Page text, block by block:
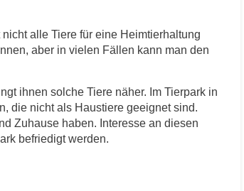
alle Tiere für eine Heimtierhaltung
aber in vielen Fällen kann man den
ihnen solche Tiere näher. Im Tierpark in
die nicht als Haustiere geeignet sind.
Zuhause haben. Interesse an diesen
befriedigt werden.